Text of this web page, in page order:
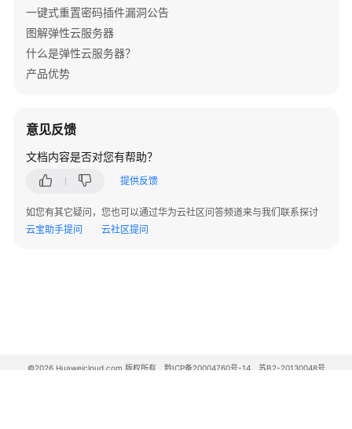
自
配
置）
例
更
为
实
例
实
一键式重置密码插件漏洞公告
图解弹性云服务器
什么是弹性云服务器？
产品优势
意见反馈
文档内容是否对您有帮助？
提供反馈
如您有其它疑问，您也可以通过华为云社区问答频道来与我们联系探讨
云宝助手提问
云社区提问
©2026 Huaweicloud.com 版权所有 黔ICP备20004760号-14
苏B2-20130048号